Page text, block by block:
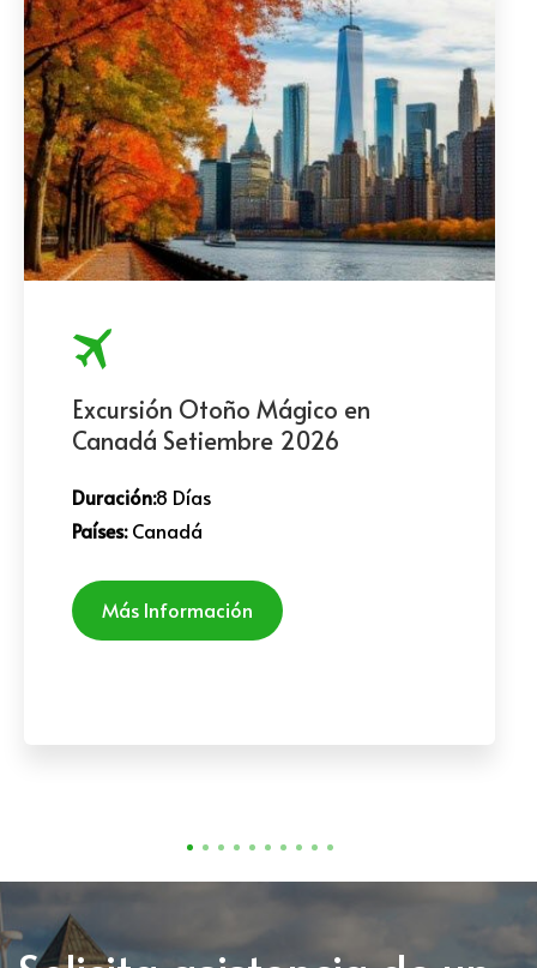
Excursión Otoño Mágico en
Canadá Setiembre 2026
Duración:8 Días
Países:Canadá
Más Información